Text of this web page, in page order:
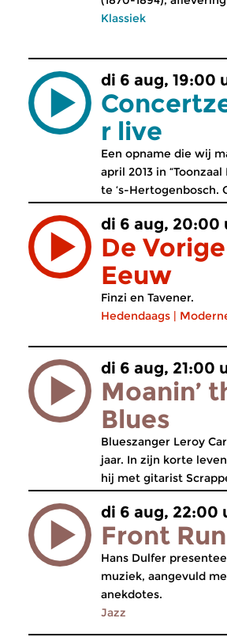
Klassiek
di 6 aug, 19:00
r live
Een opname die wij
april 2013 in
te ‘s-Hertogenbosch.
di 6 aug, 20:00
De Vorige
Eeuw
Finzi en Tavener.
Hedendaags |
di 6 aug, 21:00
Moanin’
Blues
Blueszanger Leroy
jaar. In zijn korte
hij met gitarist
di 6 aug, 22:00
Front
Hans Dulfer
muziek, aangevuld
anekdotes.
Jazz